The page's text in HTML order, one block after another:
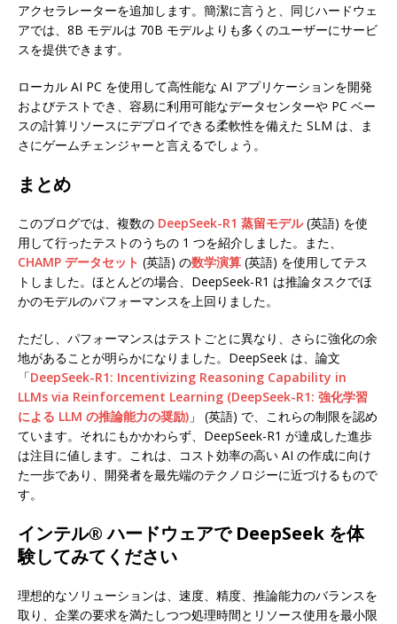
アクセラレーターを追加します。簡潔に言うと、同じハードウェ
アでは、8B モデルは 70B モデルよりも多くのユーザーにサービ
スを提供できます。
ローカル AI PC を使用して高性能な AI アプリケーションを開発
およびテストでき、容易に利用可能なデータセンターや PC ベー
スの計算リソースにデプロイできる柔軟性を備えた SLM は、ま
さにゲームチェンジャーと言えるでしょう。
まとめ
このブログでは、複数の DeepSeek-R1 蒸留モデル(英語) を使
用して行ったテストのうちの 1 つを紹介しました。また、
CHAMP データセット (英語) の数学演算 (英語) を使用してテス
トしました。ほとんどの場合、DeepSeek-R1 は推論タスクでほ
かのモデルのパフォーマンスを上回りました。
ただし、パフォーマンスはテストごとに異なり、さらに強化の余
地があることが明らかになりました。DeepSeek は、論文
「DeepSeek-R1: Incentivizing Reasoning Capability in
LLMs via Reinforcement Learning (DeepSeek-R1: 強化学習
による LLM の推論能力の奨励) 」 (英語) で、これらの制限を認め
ています。それにもかかわらず、DeepSeek-R1 が達成した進歩
は注目に値します。これは、コスト効率の高い AI の作成に向け
た一歩であり、開発者を最先端のテクノロジーに近づけるもので
す。
インテル® ハードウェアで DeepSeek を体
験してみてください
理想的なソリューションは、速度、精度、推論能力のバランスを
取り、企業の要求を満たしつつ処理時間とリソース使用を最小限